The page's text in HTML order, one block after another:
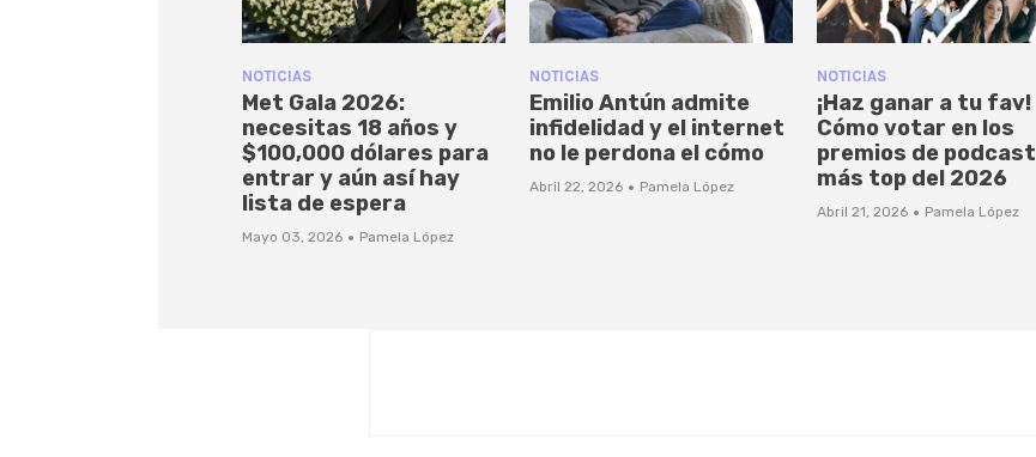
NOTICIAS
Met Gala 2026:
necesitas 18 años y
$100,000 dólares para
entrar y aún así hay
lista de espera
Mayo 03, 2026 · Pamela López
NOTICIAS
Emilio Antún admite
infidelidad y el internet
no le perdona el cómo
Abril 22, 2026 · Pamela López
NOTICIAS
¡Haz ganar a tu fav!
Cómo votar en los
premios de podcast
más top del 2026
Abril 21, 2026 · Pamela López